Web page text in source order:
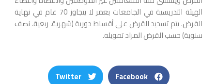
الهيئة التدريسية في الجامعات بعمر لا يتجاوز 70 عام في نهاية
القرض. يتم تسديد القرض على أقساط دورية (شهرية، ربعية، نصف
سنوية) حسب القرض المراد تمويله.
Facebook
Twitter